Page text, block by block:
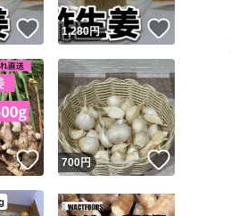
いいね！
1,280円
いいね！
700円 いいね！